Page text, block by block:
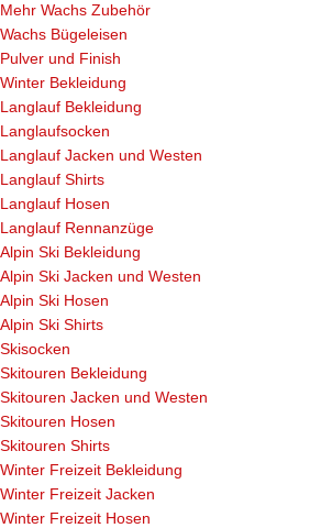
Mehr Wachs Zubehör
Wachs Bügeleisen
Pulver und Finish
Winter Bekleidung
Langlauf Bekleidung
Langlaufsocken
Langlauf Jacken und Westen
Langlauf Shirts
Langlauf Hosen
Langlauf Rennanzüge
Alpin Ski Bekleidung
Alpin Ski Jacken und Westen
Alpin Ski Hosen
Alpin Ski Shirts
Skisocken
Skitouren Bekleidung
Skitouren Jacken und Westen
Skitouren Hosen
Skitouren Shirts
Winter Freizeit Bekleidung
Winter Freizeit Jacken
Winter Freizeit Hosen